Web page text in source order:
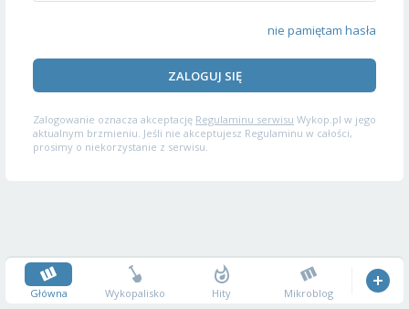
nie pamiętam hasła
ZALOGUJ SIĘ
Zalogowanie oznacza akceptację Regulaminu serwisu Wykop.pl w jego
aktualnym brzmieniu. Jeśli nie akceptujesz Regulaminu w całości,
prosimy o niekorzystanie z serwisu.
Główna Wykopalisko Hity Mikroblog